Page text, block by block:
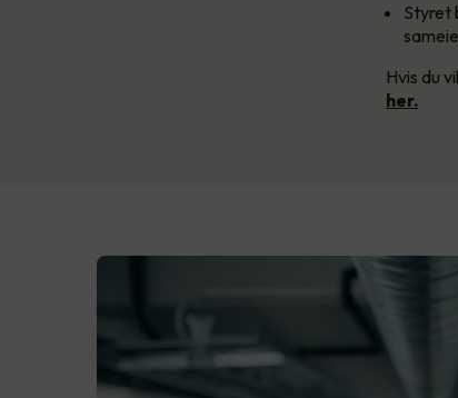
Styret
Hvis du
her.